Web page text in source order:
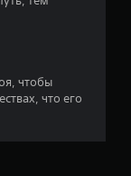
о
чтобы
что его